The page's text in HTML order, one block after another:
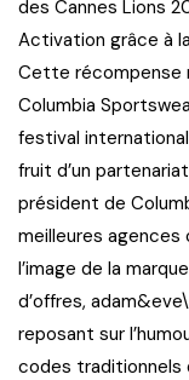
des Cannes Lions
Activation grâce à
Cette récompense
Columbia
festival
fruit d’un
président de
meilleures agences
l’image de la
d’offres,
reposant sur
codes traditionnels